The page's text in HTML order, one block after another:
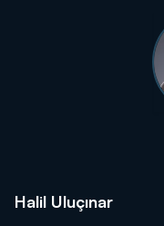
Halil Uluçınar